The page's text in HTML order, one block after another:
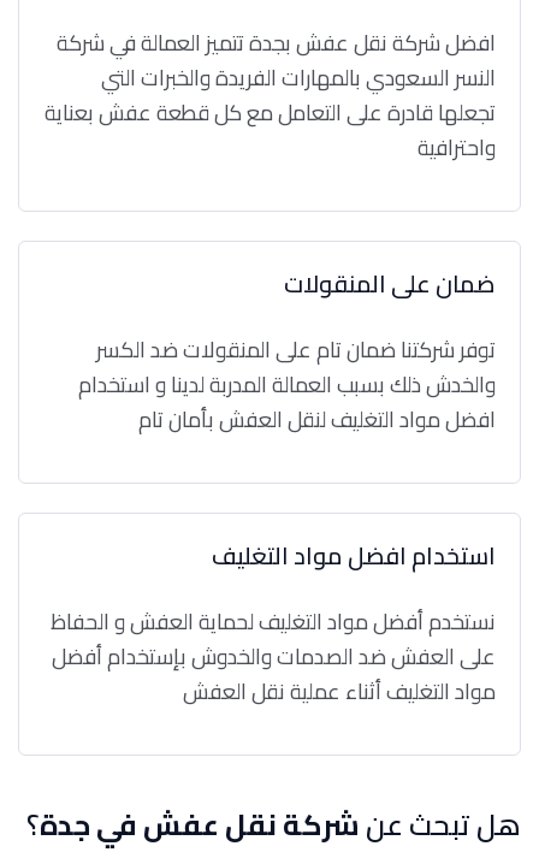
افضل شركة نقل عفش بجدة تتميز العمالة في شركة
النسر السعودي بالمهارات الفريدة والخبرات التي
تجعلها قادرة على التعامل مع كل قطعة عفش بعناية
واحترافية
ضمان على المنقولات
توفر شركتنا ضمان تام على المنقولات ضد الكسر
والخدش ذلك بسبب العمالة المدربة لدينا و استخدام
افضل مواد التغليف لنقل العفش بأمان تام
استخدام افضل مواد التغليف
نستخدم أفضل مواد التغليف لحماية العفش و الحفاظ
على العفش ضد الصدمات والخدوش بإستخدام أفضل
مواد التغليف أثناء عملية نقل العفش
هل تبحث عنشركة نقل عفش في جدة؟